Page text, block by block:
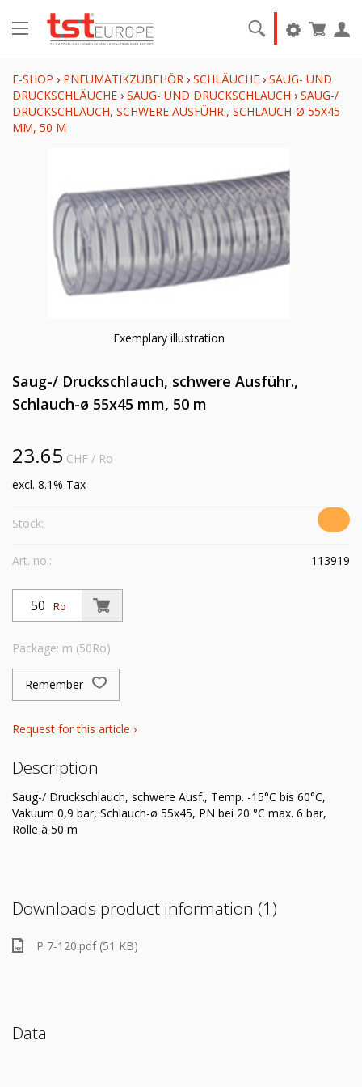
E-SHOP › PNEUMATIKZUBEHÖR › SCHLÄUCHE › SAUG- UND
DRUCKSCHLÄUCHE › SAUG- UND DRUCKSCHLAUCH › SAUG-/
DRUCKSCHLAUCH, SCHWERE AUSFÜHR., SCHLAUCH-Ø 55X45
MM, 50 M
Exemplary illustration
Saug-/ Druckschlauch, schwere Ausführ.,
Schlauch-ø 55x45 mm, 50 m
23.65 CHF / Ro
excl. 8.1% Tax
Stock:
Art. no.: 113919
Ro
Package: m (50Ro)
Remember
Request for this article ›
Description
Saug-/ Druckschlauch, schwere Ausf., Temp. -15°C bis 60°C,
Vakuum 0,9 bar, Schlauch-ø 55x45, PN bei 20 °C max. 6 bar,
Rolle à 50 m
Downloads product information (1)
P 7-120.pdf (51 KB)
Data